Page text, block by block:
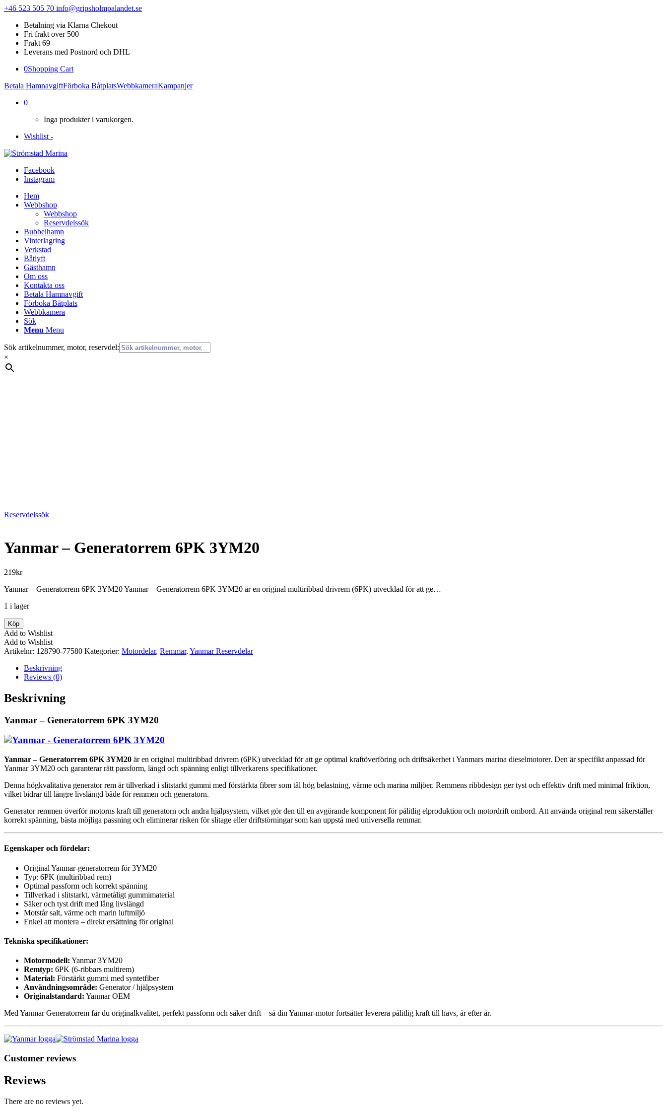
+46 523 505 70 info@gripsholmpalandet.se
Betalning via Klarna Chekout
Fri frakt over 500
Frakt 69
Leverans med Postnord och DHL
0Shopping Cart
Betala HamnavgiftFörboka BåtplatsWebbkameraKampanjer
0
Inga produkter i varukorgen.
Wishlist -
Facebook
Instagram
Hem
Webbshop
Webbshop
Reservdelssök
Bubbelhamn
Vinterlagring
Verkstad
Båtlyft
Gästhamn
Om oss
Kontakta oss
Betala Hamnavgift
Förboka Båtplats
Webbkamera
Sök
Menu Menu
Sök artikelnummer, motor, reservdel:
×
Reservdelssök
Yanmar – Generatorrem 6PK 3YM20
219kr
Yanmar – Generatorrem 6PK 3YM20 Yanmar – Generatorrem 6PK 3YM20 är en original multiribbad drivrem (6PK) utvecklad för att ge…
1 i lager
Yanmar
-
Generatorrem
6PK
mängd
Köp
Add to Wishlist
Add to Wishlist
Artikelnr: 128790-77580 Kategorier: Motordelar, Remmar, Yanmar Reservdelar
Beskrivning
Reviews (0)
Beskrivning
Yanmar – Generatorrem 6PK 3YM20
Yanmar – Generatorrem 6PK 3YM20 är en original multiribbad drivrem (6PK) utvecklad för att ge optimal kraftöverföring och driftsäkerhet i Yanmars marina dieselmotorer. Den är specifikt anpassad för
Yanmar 3YM20 och garanterar rätt passform, längd och spänning enligt tillverkarens specifikationer.
Denna högkvalitativa generator rem är tillverkad i slitstarkt gummi med förstärkta fibrer som tål hög belastning, värme och marina miljöer. Remmens ribbdesign ger tyst och effektiv drift med minimal friktion,
vilket bidrar till längre livslängd både för remmen och generatorn.
Generator remmen överför motorns kraft till generatorn och andra hjälpsystem, vilket gör den till en avgörande komponent för pålitlig elproduktion och motordrift ombord. Att använda original rem säkerställer
korrekt spänning, bästa möjliga passning och eliminerar risken för slitage eller driftstörningar som kan uppstå med universella remmar.
Egenskaper och fördelar:
Original Yanmar-generatorrem för 3YM20
Typ: 6PK (multiribbad rem)
Optimal passform och korrekt spänning
Tillverkad i slitstarkt, värmetåligt gummimaterial
Säker och tyst drift med lång livslängd
Motstår salt, värme och marin luftmiljö
Enkel att montera – direkt ersättning för original
Tekniska specifikationer:
Motormodell: Yanmar 3YM20
Remtyp: 6PK (6-ribbars multirem)
Material: Förstärkt gummi med syntetfiber
Användningsområde: Generator / hjälpsystem
Originalstandard: Yanmar OEM
Med Yanmar Generatorrem får du originalkvalitet, perfekt passform och säker drift – så din Yanmar-motor fortsätter leverera pålitlig kraft till havs, år efter år.
Customer reviews
Reviews
There are no reviews yet.